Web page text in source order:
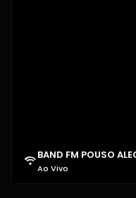
BAND FM POUSO
Ao Vivo